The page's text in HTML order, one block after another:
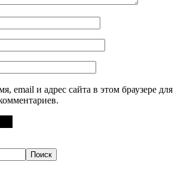
email и адрес сайта в этом браузере для
Поиск